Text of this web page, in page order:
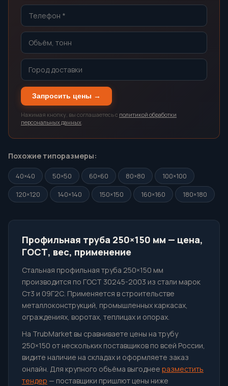
Запросить цены →
Нажимая кнопку, вы соглашаетесь с политикой обработки
персональных данных.
Похожие типоразмеры:
40×40 50×50 60×60 80×80
100×100
120×120
140×140 150×150 160×160 180×180
Профильная труба 250×150 мм — цена,
ГОСТ, вес, применение
Стальная профильная труба 250×150 мм
производится по ГОСТ 30245-2003 из стали марок
Ст3 и 09Г2С. Применяется в строительстве
металлоконструкций, промышленных каркасах,
ограждениях, воротах, теплицах и опорах.
На TrubMarket вы сравниваете цены на трубу
250×150 от нескольких поставщиков по всей России,
видите наличие на складах и оформляете заказ
онлайн. Для крупного объёма выгоднее разместить
тендер — поставщики пришлют цены ниже